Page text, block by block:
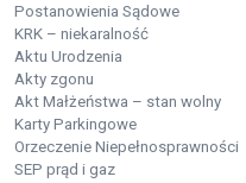
Postanowienia Sądowe
KRK – niekaralność
Aktu Urodzenia
Akty zgonu
Akt Małżeństwa – stan wolny
Karty Parkingowe
Orzeczenie Niepełnosprawności
SEP prąd i gaz